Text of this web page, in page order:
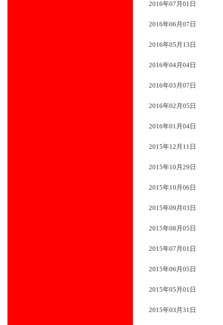
2016年07月01日
2016年06月07日
2016年05月13日
2016年04月04日
2016年03月07日
2016年02月05日
2016年01月04日
2015年12月11日
2015年10月29日
2015年10月06日
2015年09月03日
2015年08月05日
2015年07月01日
2015年06月05日
2015年05月01日
2015年03月31日